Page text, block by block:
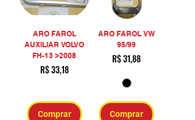
ARO FAROL
AUXILIAR VOLVO
FH-13 >2008
Preço
R$ 33,18
Comprar
ARO FAROL VW
95/99
Preço
R$ 31,88
Comprar